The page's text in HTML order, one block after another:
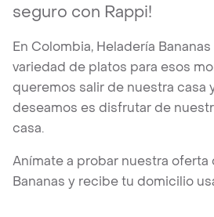
seguro con Rappi!
En Colombia, Heladería
variedad de platos para esos
queremos salir de nuestra casa
deseamos es disfrutar de
casa.
Anímate a probar nuestra oferta
Bananas y recibe tu domicilio